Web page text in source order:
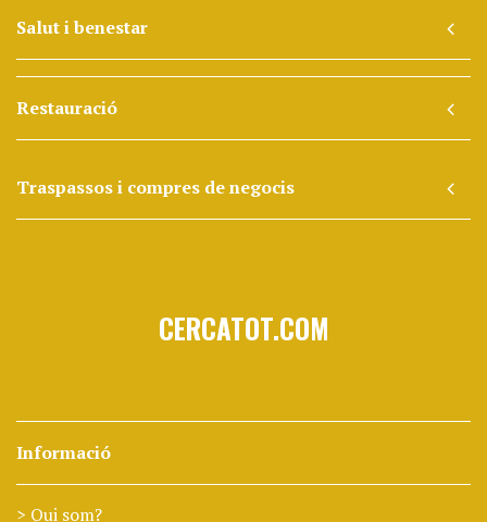
Salut i benestar
Restauració
Traspassos i compres de negocis
CERCATOT.COM
Informació
Qui som?